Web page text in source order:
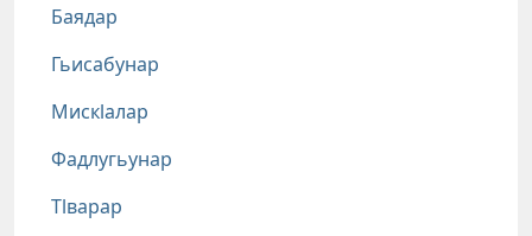
Баядар
Гьисабунар
Мискlалар
Фадлугьунар
Тlварар